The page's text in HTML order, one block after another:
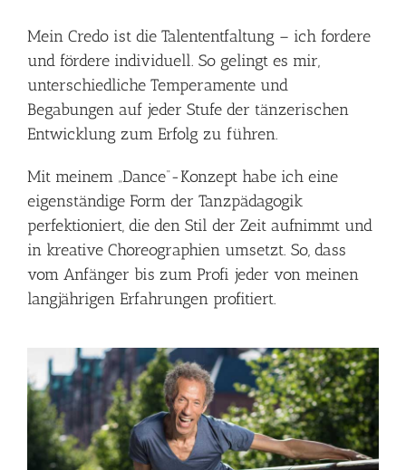
Mein Credo ist die Talententfaltung – ich fordere
und fördere individuell. So gelingt es mir,
unterschiedliche Temperamente und
Begabungen auf jeder Stufe der tänzerischen
Entwicklung zum Erfolg zu führen.
Mit meinem „Dance“-Konzept habe ich eine
eigenständige Form der Tanzpädagogik
perfektioniert, die den Stil der Zeit aufnimmt und
in kreative Choreographien umsetzt. So, dass
vom Anfänger bis zum Profi jeder von meinen
langjährigen Erfahrungen profitiert.